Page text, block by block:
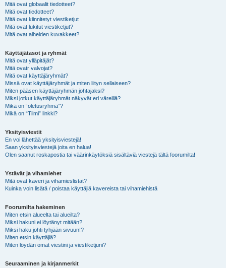
Mitä ovat globaalit tiedotteet?
Mitä ovat tiedotteet?
Mitä ovat kiinnitetyt viestiketjut
Mitä ovat lukitut viestiketjut?
Mitä ovat aiheiden kuvakkeet?
Käyttäjätasot ja ryhmät
Mitä ovat ylläpitäjät?
Mitä ovatr valvojat?
Mitä ovat käyttäjäryhmät?
Missä ovat käyttäjäryhmät ja miten liityn sellaiseen?
Miten pääsen käyttäjäryhmän johtajaksi?
Miksi jotkut käyttäjäryhmät näkyvät eri väreillä?
Mikä on “oletusryhmä”?
Mikä on “Tiimi” linkki?
Yksityisviestit
En voi lähettää yksityisviestejä!
Saan yksityisviestejä joita en halua!
Olen saanut roskapostia tai väärinkäytöksiä sisältäviä viestejä tältä foorumilta!
Ystävät ja vihamiehet
Mitä ovat kaveri ja vihamieslistat?
Kuinka voin lisätä / poistaa käyttäjiä kavereista tai vihamiehistä
Foorumilta hakeminen
Miten etsin alueelta tai alueilta?
Miksi hakuni ei löytänyt mitään?
Miksi haku johti tyhjään sivuun!?
Miten etsin käyttäjiä?
Miten löydän omat viestini ja viestiketjuni?
Seuraaminen ja kirjanmerkit